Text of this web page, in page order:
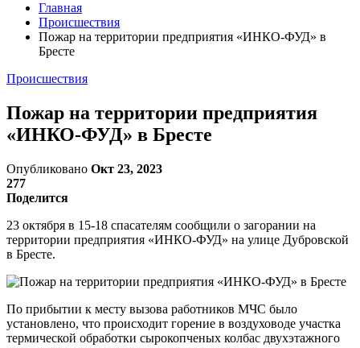
Главная
Происшествия
Пожар на территории предприятия «ИНКО-ФУД» в
Бресте
Происшествия
Пожар на территории предприятия
«ИНКО-ФУД» в Бресте
Опубликовано Окт 23, 2023
277
Поделится
23 октября в 15-18 спасателям сообщили о загорании на
территории предприятия «ИНКО-ФУД» на улице Дубровской
в Бресте.
По прибытии к месту вызова работников МЧС было
установлено, что происходит горение в воздуховоде участка
термической обработки сырокопченых колбас двухэтажного